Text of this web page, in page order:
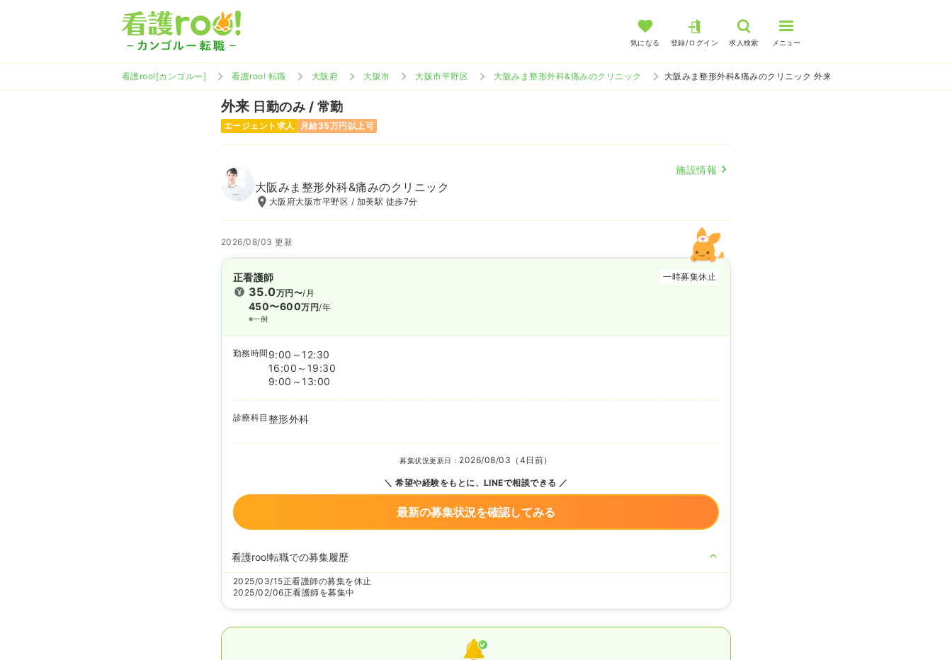
気になる 登録/ログイン 求人検索 メニュー
看護roo![カンゴルー] 看護roo! 転職 大阪府 大阪市 大阪市平野区 大阪みま整形外科&痛みのクリニック 大阪みま整形外科&痛みのクリニック 外来の看護師求人
外来 日勤のみ / 常勤
エージェント求人 月給35万円以上可
施設情報
大阪みま整形外科&痛みのクリニック
大阪府大阪市平野区 / 加美駅 徒歩7分
2026/08/03 更新
正看護師 一時募集休止
35.0万円〜/月
450〜600万円/年
※一例
勤務時間 9:00～12:30
16:00～19:30
9:00～13:00
診療科目 整形外科
募集状況更新日： 2026/08/03（4日前）
希望や経験をもとに、LINEで相談できる
最新の募集状況を確認してみる
看護roo!転職での募集履歴
2025/03/15正看護師の募集を休止
2025/02/06正看護師を募集中